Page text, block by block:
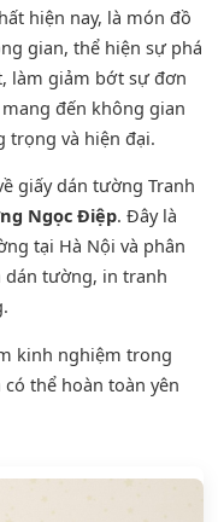
hiện nay, là món đồ
gian, thể hiện sự phá
làm giảm bớt sự đơn
đến không gian
trọng và hiện đại.
giấy dán tường Tranh
Ngọc Điệp. Đây là
tại Hà Nội và phân
dán tường, in tranh
kinh nghiệm trong
thể hoàn toàn yên